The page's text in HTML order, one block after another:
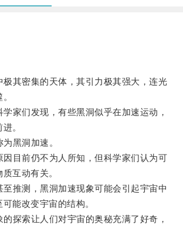
其密集的天体，其引力极其强大，连光
们发现，有些黑洞似乎在加速运动，
。
黑洞加速。
目前仍不为人所知，但科学家们认为可
互动有关。
测，黑洞加速现象可能会引起宇宙中
能改变宇宙的结构。
索让人们对宇宙的奥秘充满了好奇，